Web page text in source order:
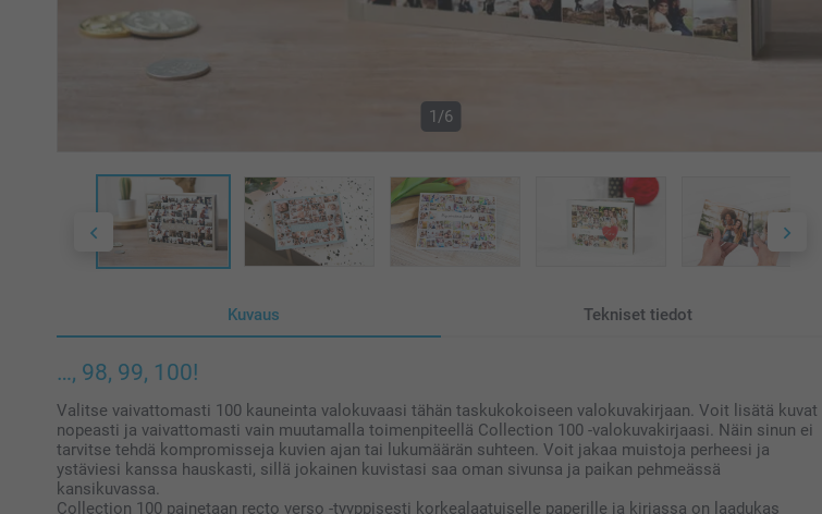
1/6
Kuvaus Tekniset tiedot
…, 98, 99, 100!
Valitse vaivattomasti 100 kauneinta valokuvaasi tähän taskukokoiseen valokuvakirjaan. Voit lisätä kuvat
nopeasti ja vaivattomasti vain muutamalla toimenpiteellä Collection 100 -valokuvakirjaasi. Näin sinun ei
tarvitse tehdä kompromisseja kuvien ajan tai lukumäärän suhteen. Voit jakaa muistoja perheesi ja
ystäviesi kanssa hauskasti, sillä jokainen kuvistasi saa oman sivunsa ja paikan pehmeässä
kansikuvassa.
Collection 100 painetaan recto verso -tyyppisesti korkealaatuiselle paperille ja kirjassa on laadukas